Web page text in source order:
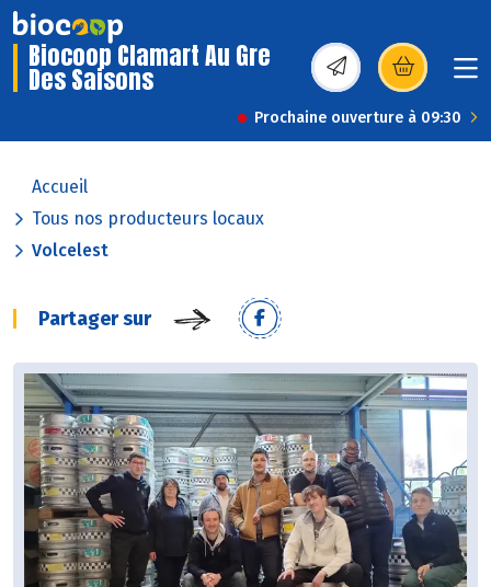
Biocoop Clamart Au Gre
Des Saisons (s’ouvre dans une
Prochaine ouverture à 09:30
Accueil
Tous nos producteurs locaux
Volcelest
Partager sur